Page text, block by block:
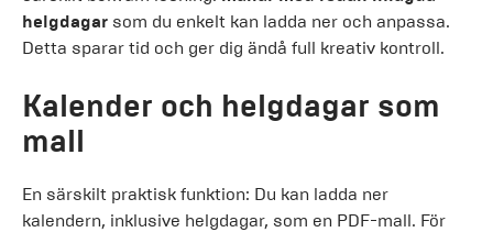
helgdagar som du enkelt kan ladda ner och anpassa.
Detta sparar tid och ger dig ändå full kreativ kontroll.
Kalender och helgdagar som
mall
En särskilt praktisk funktion: Du kan ladda ner
kalendern, inklusive helgdagar, som en PDF-mall. För